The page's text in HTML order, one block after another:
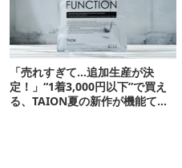
「売れすぎて…追加生産が決
定！」“1着3,000円以下”で買え
る、TAION夏の新作が機能てん